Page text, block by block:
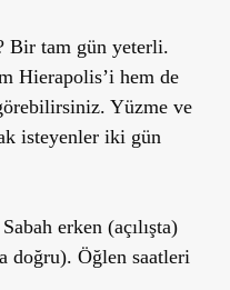
Bir tam gün yeterli.
Hierapolis’i hem de
Yüzme ve
isteyenler iki gün
erken (açılışta)
doğru). Öğlen saatleri